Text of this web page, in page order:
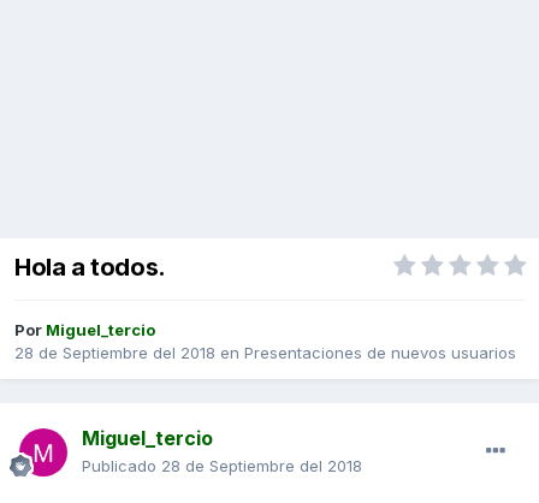
Hola a todos.
Por Miguel_tercio
28 de Septiembre del 2018 en Presentaciones de nuevos usuarios
Miguel_tercio
Publicado 28 de Septiembre del 2018